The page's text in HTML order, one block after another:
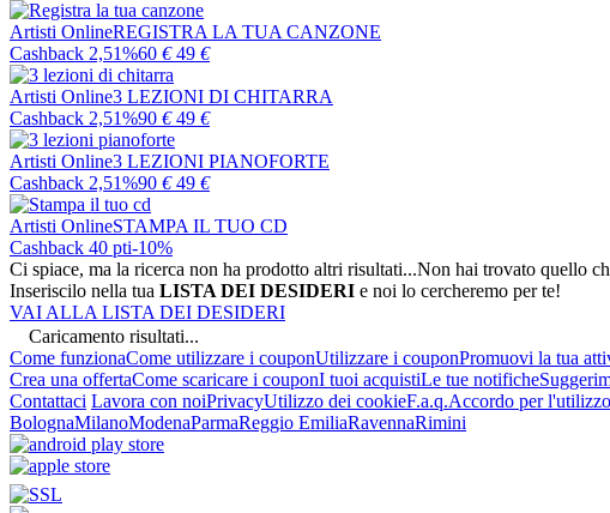
Artisti OnlineREGISTRA LA TUA CANZONE
Cashback 2,51%60 € 49 €
Artisti Online3 LEZIONI DI CHITARRA
Cashback 2,51%90 € 49 €
Artisti Online3 LEZIONI PIANOFORTE
Cashback 2,51%90 € 49 €
Artisti OnlineSTAMPA IL TUO CD
Cashback 40 pti-10%
Ci spiace, ma la ricerca non ha prodotto altri risultati...Non hai trovato quello
Inseriscilo nella tua LISTA DEI DESIDERI e noi lo cercheremo per te!
VAI ALLA LISTA DEI DESIDERI
Caricamento risultati...
Come funzionaCome utilizzare i couponUtilizzare i couponPromuovi la tua
Crea una offertaCome scaricare i couponI tuoi acquistiLe tue notifiche
Contattaci Lavora con noiPrivacyUtilizzo dei cookieF.a.q.Accordo per l'utilizzo
BolognaMilanoModenaParmaReggio EmiliaRavennaRimini